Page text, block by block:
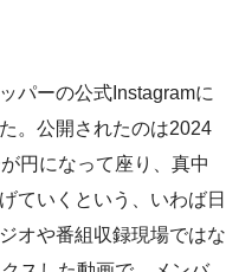
パーの公式Instagramに
。公開されたのは2024
円になって座り、真中
ていくという、いわば日
オや番組収録現場ではな